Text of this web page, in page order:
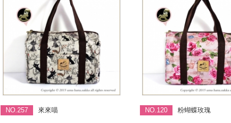
NO.257 來來喵 NO.120 粉蝴蝶玫瑰